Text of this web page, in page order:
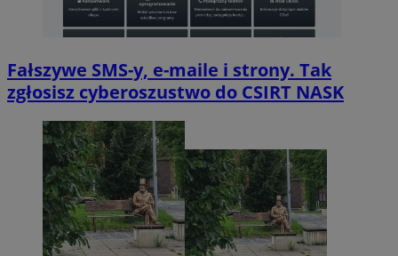
Fałszywe SMS-y, e-maile i strony. Tak
zgłosisz cyberoszustwo do CSIRT NASK